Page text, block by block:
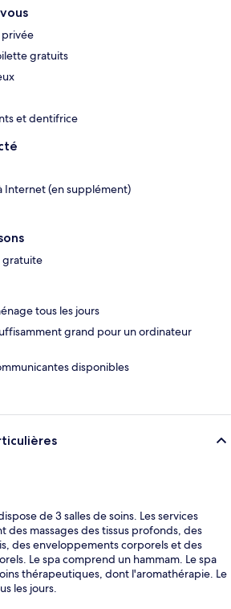
privée
gratuits
et dentifrice
Internet (en supplément)
gratuite
tous les jours
grand pour un ordinateur
disponibles
de 3 salles de soins. Les services
des massages des tissus profonds, des
des enveloppements corporels et des
Le spa comprend un hammam. Le spa
thérapeutiques, dont l'aromathérapie. Le
les jours.